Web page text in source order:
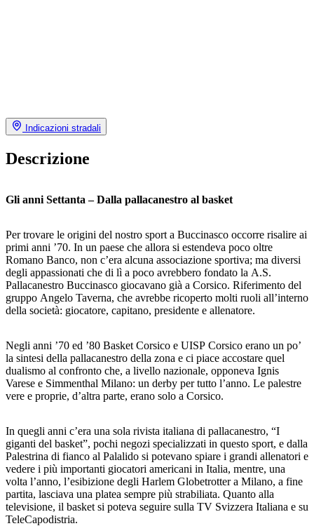
Indicazioni stradali
Descrizione
Gli anni Settanta – Dalla pallacanestro al basket
Per trovare le origini del nostro sport a Buccinasco occorre risalire ai
primi anni ’70. In un paese che allora si estendeva poco oltre
Romano Banco, non c’era alcuna associazione sportiva; ma diversi
degli appassionati che di lì a poco avrebbero fondato la A.S.
Pallacanestro Buccinasco giocavano già a Corsico. Riferimento del
gruppo Angelo Taverna, che avrebbe ricoperto molti ruoli all’interno
della società: giocatore, capitano, presidente e allenatore.
Negli anni ’70 ed ’80 Basket Corsico e UISP Corsico erano un po’
la sintesi della pallacanestro della zona e ci piace accostare quel
dualismo al confronto che, a livello nazionale, opponeva Ignis
Varese e Simmenthal Milano: un derby per tutto l’anno. Le palestre
vere e proprie, d’altra parte, erano solo a Corsico.
In quegli anni c’era una sola rivista italiana di pallacanestro, “I
giganti del basket”, pochi negozi specializzati in questo sport, e dalla
Palestrina di fianco al Palalido si potevano spiare i grandi allenatori e
vedere i più importanti giocatori americani in Italia, mentre, una
volta l’anno, l’esibizione degli Harlem Globetrotter a Milano, a fine
partita, lasciava una platea sempre più strabiliata. Quanto alla
televisione, il basket si poteva seguire sulla TV Svizzera Italiana e su
TeleCapodistria.